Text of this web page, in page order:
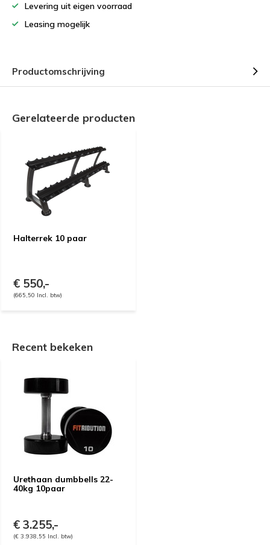
Levering uit eigen voorraad
Leasing mogelijk
Productomschrijving
Gerelateerde producten
Halterrek 10 paar
€ 550,-
(665,50 Incl. btw)
Recent bekeken
Urethaan dumbbells 22-
40kg 10paar
€ 3.255,-
(€ 3.938,55 Incl. btw)